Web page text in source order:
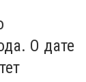
О дате